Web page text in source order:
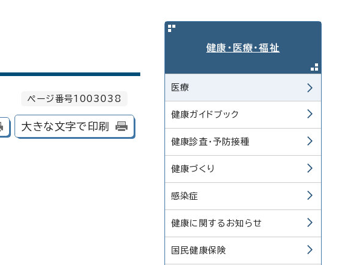
ページ番号1003038
大きな文字で印刷
健康・医療・福祉
医療
健康ガイドブック
健康診査・予防接種
健康づくり
感染症
健康に関するお知らせ
国民健康保険